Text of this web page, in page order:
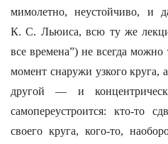
мимолетно, неустойчиво, и
К. С. Льюиса, всю ту же
все времена”) не всегда
момент снаружи узкого круга,
другой — и
самопереустроится: кто-то
своего круга, кого-то,